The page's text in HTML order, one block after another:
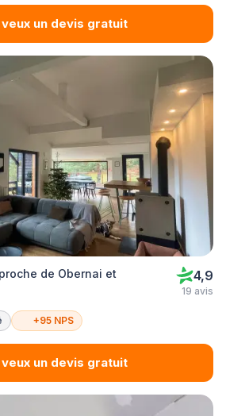
un devis gratuit
de Obernai et
4,9
19 avis
+95 NPS
un devis gratuit